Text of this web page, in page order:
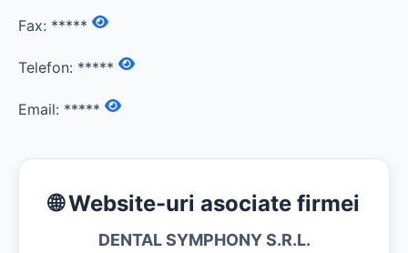
Fax: *****
Telefon: *****
Email: *****
🌐 Website-uri asociate firmei
DENTAL SYMPHONY S.R.L.